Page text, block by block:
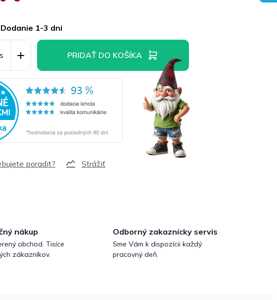
1-3 dni
PRIDAŤ DO KOŠÍKA
Strážiť
nákup
obchod. Tisíce
zákazníkov.
Odborný zakaznícky servis
Sme Vám k dispozícii každý
pracovný deň.